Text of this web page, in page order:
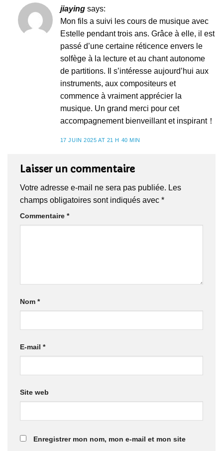
jiaying says:
Mon fils a suivi les cours de musique avec
Estelle pendant trois ans. Grâce à elle, il est
passé d’une certaine réticence envers le
solfège à la lecture et au chant autonome
de partitions. Il s’intéresse aujourd’hui aux
instruments, aux compositeurs et
commence à vraiment apprécier la
musique. Un grand merci pour cet
accompagnement bienveillant et inspirant！
17 JUIN 2025 AT 21 H 40 MIN
Laisser un commentaire
Votre adresse e-mail ne sera pas publiée. Les
champs obligatoires sont indiqués avec *
Commentaire *
Nom *
E-mail *
Site web
Enregistrer mon nom, mon e-mail et mon site